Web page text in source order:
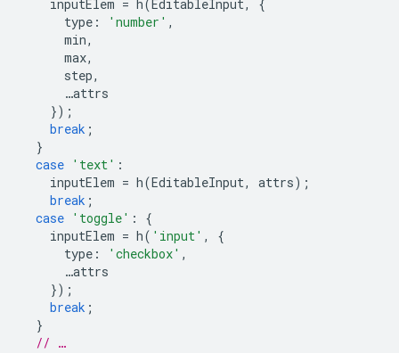
inputElem = h( EditableInput,
{
type : 'number' ,
min,
max,
step,
…attrs
});
break ;
}
case 'text' :
inputElem = h(EditableInput, attrs);
break ;
case 'toggle' :
{
inputElem = h( 'input' ,
{
type : 'checkbox' ,
…attrs
});
break ;
}
// …